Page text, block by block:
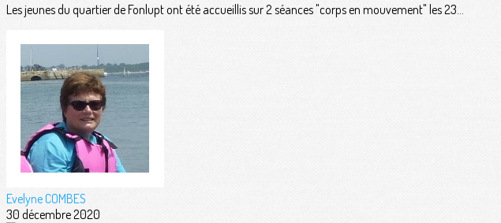
Les jeunes du quartier de Fonlupt ont été accueillis sur 2 séances "corps en mouvement" les 23...
Evelyne COMBES
30 décembre 2020